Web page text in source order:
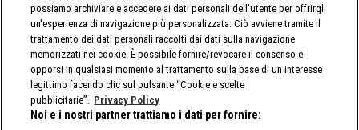
possiamo archiviare e accedere ai dati personali dell'utente per offrirgli
un'esperienza di navigazione più personalizzata. Ciò avviene tramite il
trattamento dei dati personali raccolti dai dati sulla navigazione
memorizzati nei cookie. È possibile fornire/revocare il consenso e
opporsi in qualsiasi momento al trattamento sulla base di un interesse
legittimo facendo clic sul pulsante “Cookie e scelte
pubblicitarie”. Privacy Policy
Noi e i nostri partner trattiamo i dati per fornire: